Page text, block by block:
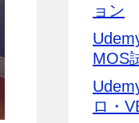
ョン
MOS
ロ・